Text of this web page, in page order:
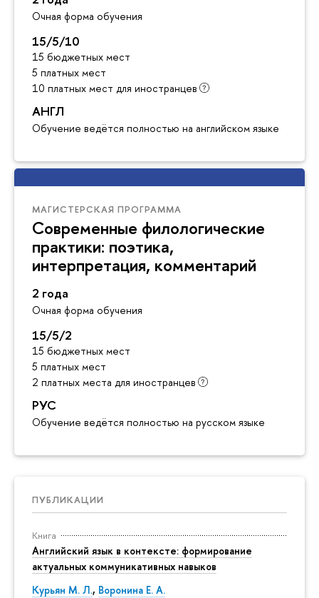
Очная форма обучения
15/5/10
15 бюджетных мест
5 платных мест
10 платных мест для иностранцев
АНГЛ
Обучение ведётся полностью на английском языке
МАГИСТЕРСКАЯ ПРОГРАММА
Современные филологические
практики: поэтика,
интерпретация, комментарий
2 года
Очная форма обучения
15/5/2
15 бюджетных мест
5 платных мест
2 платных места для иностранцев
РУС
Обучение ведётся полностью на русском языке
ПУБЛИКАЦИИ
Книга
Английский язык в контексте: формирование
актуальных коммуникативных навыков
Курьян М. Л., Воронина Е. А.